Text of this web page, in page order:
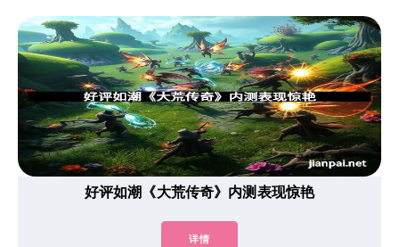
好评如潮《大荒传奇》内测表现惊艳
详情